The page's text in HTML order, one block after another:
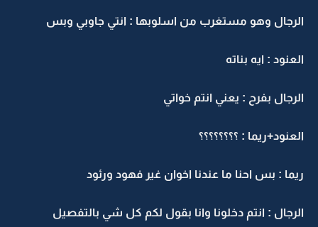
الرجال وهو مستغرب من اسلوبها : انتي جاوبي وبس
العنود : ايه بناته
الرجال بفرح : يعني انتم خواتي
العنود+ريما : ؟؟؟؟؟؟؟؟
ريما : بس احنا ما عندنا اخوان غير فهود ورئود
الرجال : انتم دخلونا وانا بقول لكم كل شي بالتفصيل